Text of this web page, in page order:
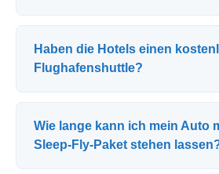
Haben die Hotels einen
Flughafenshuttle?
Wie lange kann ich mein Auto
Sleep-Fly-Paket stehen